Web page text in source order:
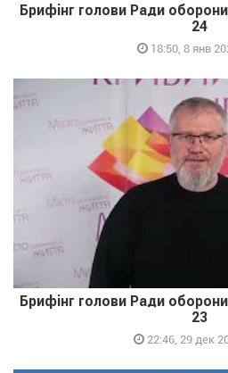
Брифінг голови Ради
24
18:50, 8 янв
Брифінг голови Ради
23
22:46, 29 дек